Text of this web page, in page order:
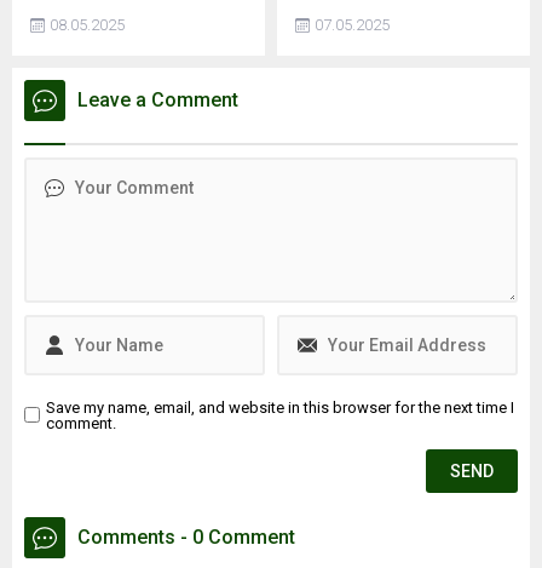
esnasında depoda mahsur
kaybettiİSTANBUL - İstanbul
Kağıthane'de motosiklet
meydana geldiği iddia edildi.
08.05.2025
Yaltırak, İstanbul’da
07.05.2025
Leave a Comment
Save my name, email, and website in this browser for the next time I
comment.
Comments - 0 Comment